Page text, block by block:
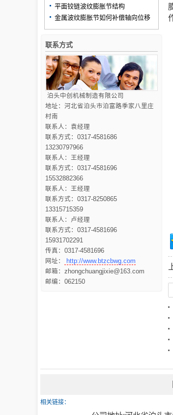
平面铰链波纹膨胀节结构
金属波纹膨胀节如何补偿轴向位移
联系方式
泊头中创机械制造有限公司
地址：河北省泊头市泊富路季家八里庄
村南
联系人：袁经理
联系方式：0317-4581686
13230797966
联系人：王经理
联系方式：0317-4581696
15532882366
联系人：王经理
联系方式：0317-8250865
13315715359
联系人：卢经理
联系方式：0317-4581696
15931702291
传真：0317-4581696
网址：
http://www.btzcbwg.com
邮箱：zhongchuangjixie@163.com
邮编：062150
相关链接：